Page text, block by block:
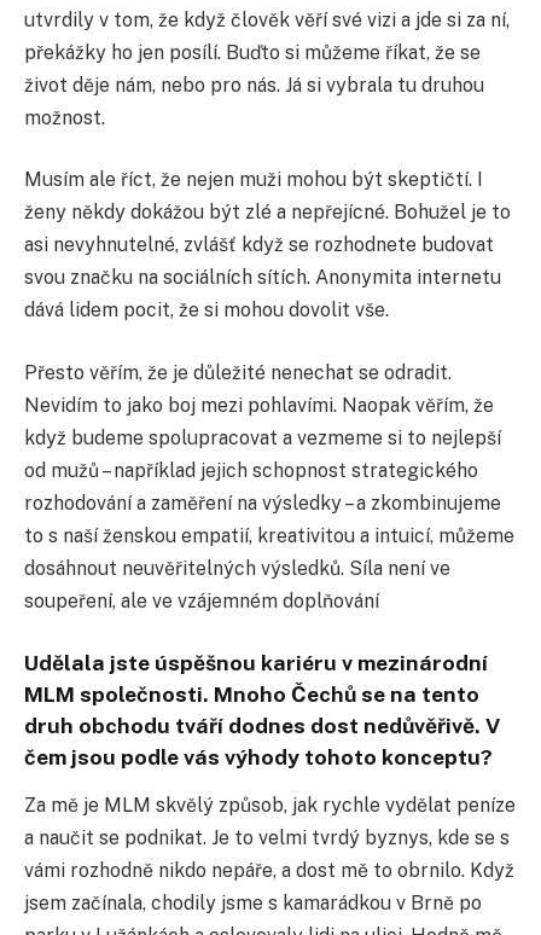
utvrdily v tom, že když člověk věří své vizi a jde si za ní,
překážky ho jen posílí. Buďto si můžeme říkat, že se
život děje nám, nebo pro nás. Já si vybrala tu druhou
možnost.
Musím ale říct, že nejen muži mohou být skeptičtí. I
ženy někdy dokážou být zlé a nepřejícné. Bohužel je to
asi nevyhnutelné, zvlášť když se rozhodnete budovat
svou značku na sociálních sítích. Anonymita internetu
dává lidem pocit, že si mohou dovolit vše.
Přesto věřím, že je důležité nenechat se odradit.
Nevidím to jako boj mezi pohlavími. Naopak věřím, že
když budeme spolupracovat a vezmeme si to nejlepší
od mužů – například jejich schopnost strategického
rozhodování a zaměření na výsledky – a zkombinujeme
to s naší ženskou empatií, kreativitou a intuicí, můžeme
dosáhnout neuvěřitelných výsledků. Síla není ve
soupeření, ale ve vzájemném doplňování
Udělala jste úspěšnou kariéru v mezinárodní
MLM společnosti. Mnoho Čechů se na tento
druh obchodu tváří dodnes dost nedůvěřivě. V
čem jsou podle vás výhody tohoto konceptu?
Za mě je MLM skvělý způsob, jak rychle vydělat peníze
a naučit se podnikat. Je to velmi tvrdý byznys, kde se s
vámi rozhodně nikdo nepáře, a dost mě to obrnilo. Když
jsem začínala, chodily jsme s kamarádkou v Brně po